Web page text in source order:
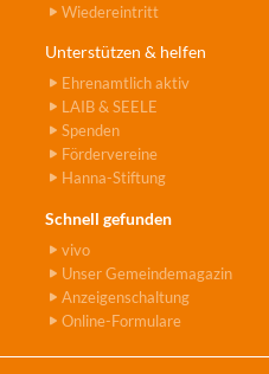
Wiedereintritt
Unterstützen & helfen
Ehrenamtlich aktiv
LAIB & SEELE
Spenden
Fördervereine
Hanna-Stiftung
Schnell gefunden
vivo
Unser Gemeindemagazin
Anzeigenschaltung
Online-Formulare